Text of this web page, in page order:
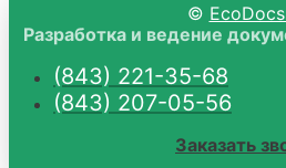
©
Разработка и ведение
(843) 221-35-68
(843) 207-05-56
Заказать